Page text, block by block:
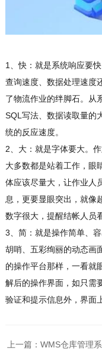
1、快：就是系统响应要
查询速度、数据处理速度
了物流作业的绊脚石。从
SQL写法、数据读取量的
统的反应速度。
2、大：就是字体要大。
大多数都是站着工作，眼
体应该尽量大，让作业人
息，更要显眼突出，就像
数字很大，提醒结帐人员
3、简：就是操作简单、
胡哨、五彩绚丽的动态画
的操作平台那样，一看就
解后的操作界面，如只需
验证和提示信息外，界面
上一篇： WMS仓库管理